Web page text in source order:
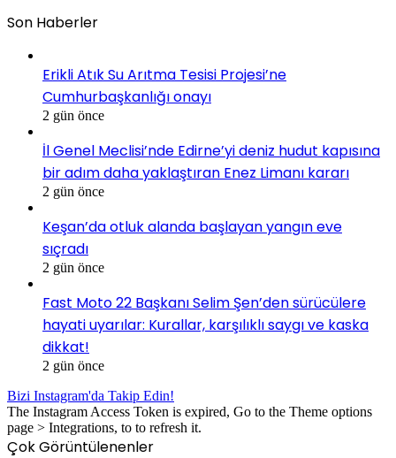
Son Haberler
Erikli Atık Su Arıtma Tesisi Projesi’ne
Cumhurbaşkanlığı onayı
2 gün önce
İl Genel Meclisi’nde Edirne’yi deniz hudut kapısına
bir adım daha yaklaştıran Enez Limanı kararı
2 gün önce
Keşan’da otluk alanda başlayan yangın eve
sıçradı
2 gün önce
Fast Moto 22 Başkanı Selim Şen’den sürücülere
hayati uyarılar: Kurallar, karşılıklı saygı ve kaska
dikkat!
2 gün önce
Bizi Instagram'da Takip Edin!
The Instagram Access Token is expired, Go to the Theme options
page > Integrations, to to refresh it.
Çok Görüntülenenler